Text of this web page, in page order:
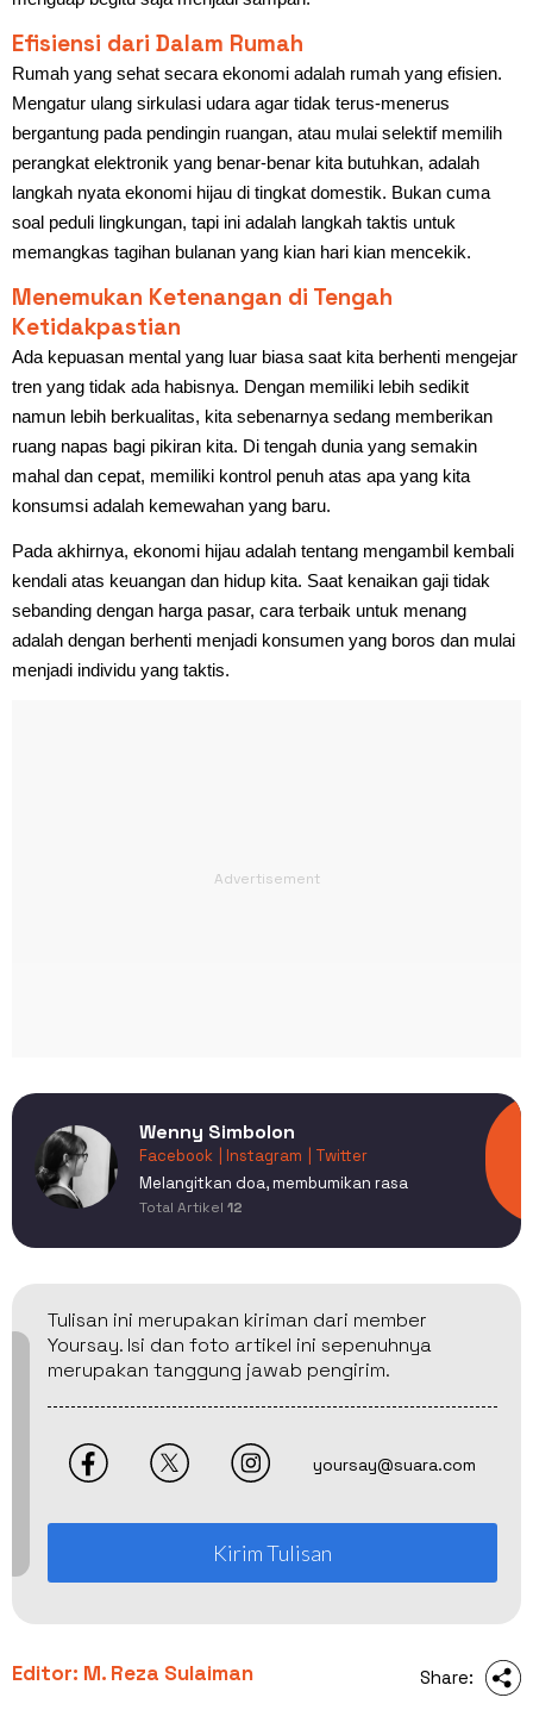
Efisiensi dari Dalam Rumah
Rumah yang sehat secara ekonomi adalah rumah yang efisien.
Mengatur ulang sirkulasi udara agar tidak terus-menerus
bergantung pada pendingin ruangan, atau mulai selektif memilih
perangkat elektronik yang benar-benar kita butuhkan, adalah
langkah nyata ekonomi hijau di tingkat domestik. Bukan cuma
soal peduli lingkungan, tapi ini adalah langkah taktis untuk
memangkas tagihan bulanan yang kian hari kian mencekik.
Menemukan Ketenangan di Tengah
Ketidakpastian
Ada kepuasan mental yang luar biasa saat kita berhenti mengejar
tren yang tidak ada habisnya. Dengan memiliki lebih sedikit
namun lebih berkualitas, kita sebenarnya sedang memberikan
ruang napas bagi pikiran kita. Di tengah dunia yang semakin
mahal dan cepat, memiliki kontrol penuh atas apa yang kita
konsumsi adalah kemewahan yang baru.
Pada akhirnya, ekonomi hijau adalah tentang mengambil kembali
kendali atas keuangan dan hidup kita. Saat kenaikan gaji tidak
sebanding dengan harga pasar, cara terbaik untuk menang
adalah dengan berhenti menjadi konsumen yang boros dan mulai
menjadi individu yang taktis.
Wenny Simbolon
Facebook | Instagram
| Twitter
Melangitkan doa, membumikan rasa
Total Artikel 12
Tulisan ini merupakan kiriman dari member
Yoursay. Isi dan foto artikel ini sepenuhnya
merupakan tanggung jawab pengirim.
yoursay@suara.com
Kirim Tulisan
Editor: M. Reza Sulaiman Share: